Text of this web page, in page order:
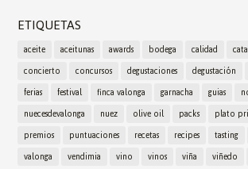
ETIQUETAS
aceite aceitunas awards bodega calidad
concierto
concursos degustaciones degustación
ferias
festival finca valonga garnacha guias
nuecesdevalonga
nuez olive oil packs plato
premios
puntuaciones recetas recipes tasting
valonga
vendimia vino vinos viña viñedo